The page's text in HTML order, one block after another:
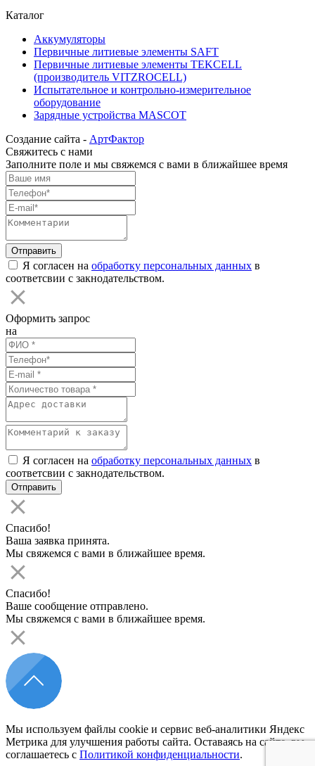
Каталог
Аккумуляторы
Первичные литиевые элементы SAFT
Первичные литиевые элементы TEKCELL
(производитель VITZROCELL)
Испытательное и контрольно-измерительное
оборудование
Зарядные устройства MASCOT
Создание сайта - АртФактор
Свяжитесь с нами
Заполните поле и мы свяжемся с вами в ближайшее время
Я согласен на обработку персональных данных в
соответсвии с закнодательством.
Оформить запрос
на
Я согласен на обработку персональных данных в
соответсвии с закнодательством.
Спасибо!
Ваша заявка принята.
Мы свяжемся с вами в ближайшее время.
Спасибо!
Ваше сообщение отправлено.
Мы свяжемся с вами в ближайшее время.
Мы используем файлы cookie и сервис веб-аналитики Яндекс
Метрика для улучшения работы сайта. Оставаясь на сайте, вы
соглашаетесь с Политикой конфиденциальности.